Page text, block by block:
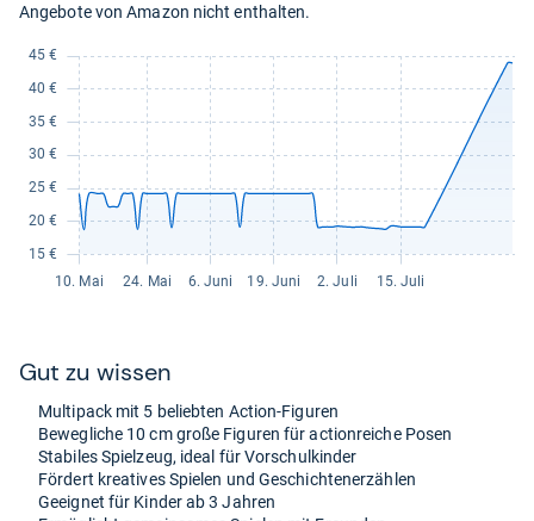
Angebote von Amazon nicht enthalten.
Gut zu wis­sen
Mul­ti­pack mit 5 belieb­ten Action-​Figu­ren
Beweg­li­che 10 cm große Figu­ren für action­rei­che Posen
Sta­bi­les Spiel­zeug, ideal für Vor­schul­kin­der
För­dert krea­ti­ves Spie­len und Geschich­ten­er­zäh­len
Geeig­net für Kin­der ab 3 Jah­ren